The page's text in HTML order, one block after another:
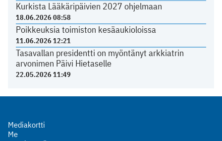
Kurkista Lääkäripäivien 2027 ohjelmaan
18.06.2026 08:58
Poikkeuksia toimiston kesäaukioloissa
11.06.2026 12:21
Tasavallan presidentti on myöntänyt arkkiatrin
arvonimen Päivi Hietaselle
22.05.2026 11:49
Mediakortti
Me